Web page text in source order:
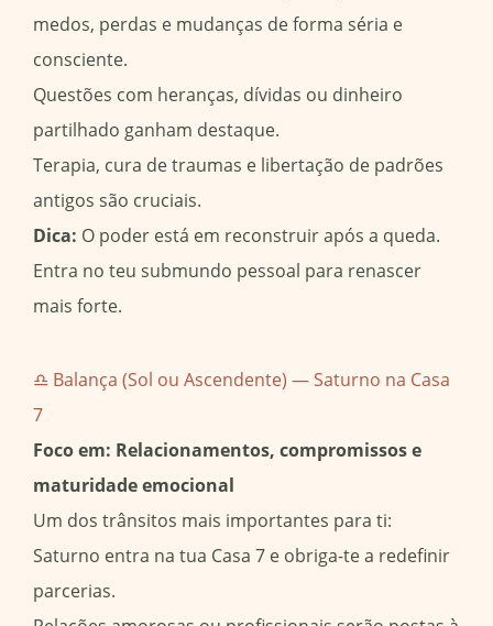
medos, perdas e mudanças de forma séria e
consciente.
Questões com heranças, dívidas ou dinheiro
partilhado ganham destaque.
Terapia, cura de traumas e libertação de padrões
antigos são cruciais.
Dica: O poder está em reconstruir após a queda.
Entra no teu submundo pessoal para renascer
mais forte.
♎ Balança (Sol ou Ascendente) — Saturno na Casa
7
Foco em: Relacionamentos, compromissos e
maturidade emocional
Um dos trânsitos mais importantes para ti:
Saturno entra na tua Casa 7 e obriga-te a redefinir
parcerias.